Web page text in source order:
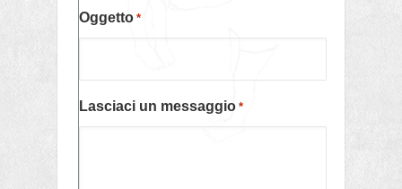
Oggetto *
Lasciaci un messaggio *